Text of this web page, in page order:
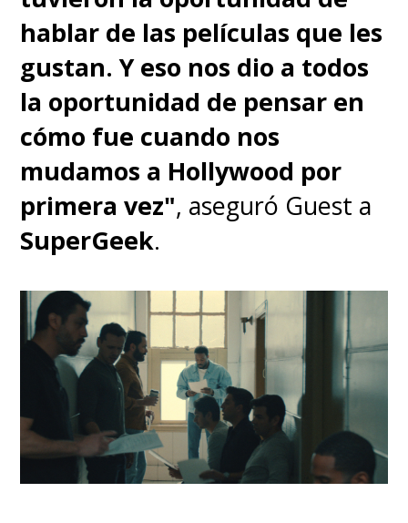
hablar de las películas que les
gustan. Y eso nos dio a todos
la oportunidad de pensar en
cómo fue cuando nos
mudamos a Hollywood por
primera vez", aseguró Guest a
SuperGeek.